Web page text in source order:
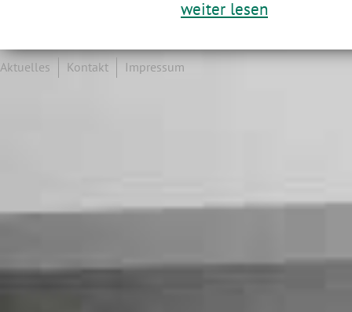
weiter lesen
Aktuelles Kontakt Impressum